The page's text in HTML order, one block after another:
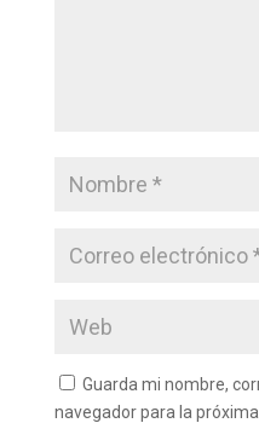
Guarda mi nombre,
navegador para la